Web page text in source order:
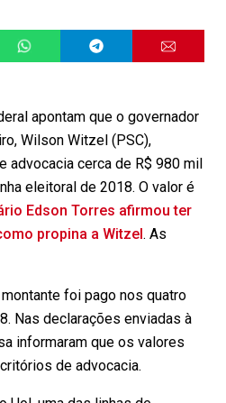
apontam que o governador
Wilson Witzel (PSC),
advocacia cerca de R$ 980 mil
eleitoral de 2018. O valor é
Edson Torres afirmou ter
propina a Witzel. As
foi pago nos quatro
Nas declarações enviadas à
informaram que os valores
de advocacia.